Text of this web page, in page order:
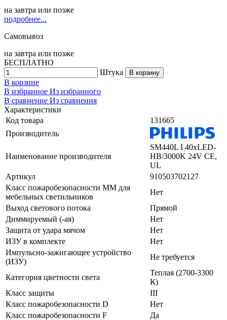
на завтра или позже
подробнее...
Самовывоз
на завтра или позже
БЕСПЛАТНО
Штука
В корзину
В корзине
В избранное Из избранного
В сравнение Из сравнения
Характеристики
Код товара
131665
Производитель
Наименование производителя
SM440L I 40xLED-
HB/3000K 24V CE,
UL
Артикул
910503702127
Класс пожаробезопасности ММ для
мебельных светильников
Нет
Выход светового потока
Прямой
Диммируемый (-ая)
Нет
Защита от удара мячом
Нет
ИЗУ в комплекте
Нет
Импульсно-зажигающее устройство
(ИЗУ)
Не требуется
Категория цветности света
Теплая (2700-3300
К)
Класс защиты
III
Класс пожаробезопасности D
Нет
Класс пожаробезопасности F
Да